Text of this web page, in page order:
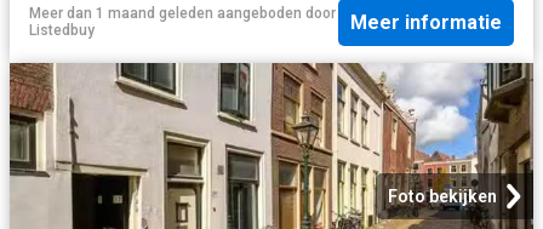
Meer dan 1 maand geleden aangeboden door
Listedbuy
Meer informatie
Foto bekijken